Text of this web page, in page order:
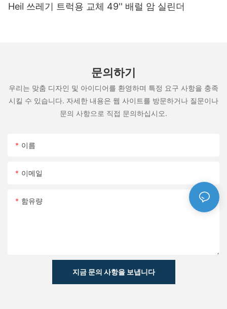
Heil 쓰레기 트럭용 교체 49'' 배럴 암 실린더
문의하기
우리는 맞춤 디자인 및 아이디어를 환영하며 특정 요구 사항을 충족
시킬 수 있습니다. 자세한 내용은 웹 사이트를 방문하거나 질문이나
문의 사항으로 직접 문의하십시오.
이름
이메일
함유량
지금 문의 사항을 보냅니다